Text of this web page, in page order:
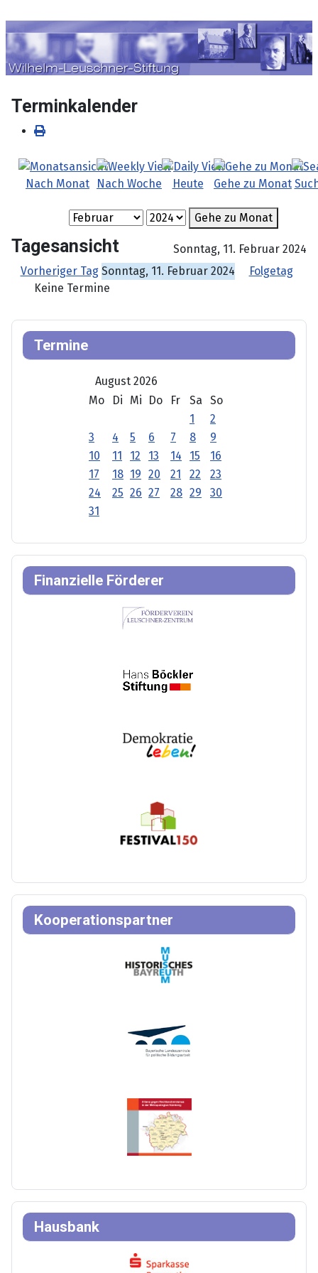
Terminkalender
Nach Monat Nach Woche Heute Gehe zu Monat
Gehe zu Monat
Tagesansicht
Sonntag, 11. Februar 2024
Vorheriger Tag Sonntag, 11. Februar 2024
Folgetag
Keine Termine
Termine
August 2026
Mo
Di Mi Do Fr Sa
So
1
2
3
4 5 6 7 8
9
10
11 12 13 14 15
16
17
18 19 20 21 22
23
24
25 26 27 28 29
30
31
Finanzielle Förderer
Kooperationspartner
Hausbank